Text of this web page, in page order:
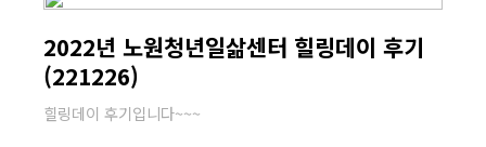
2022년 노원청년일삶센터 힐링데이 후기
(221226)
힐링데이 후기입니다~~~